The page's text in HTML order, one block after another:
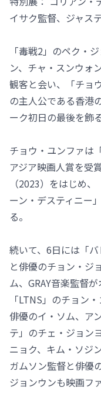
イサク監督、ジャス
「毒戦2」のペク・
ン、チャ・スンウォ
観客と会い、「チョ
の主人公である香港
ーク初日の最後を飾る
チョウ・ユンファは
アジア映画人賞を受
（2023）をはじめ
ーン・デスティニー
る。
続いて、6日には「
と俳優のチョン・ジ
ム、GRAY音楽監督
「LTNS」のチョン
俳優のイ・ソム、ア
テ」のチェ・ジョン
ニョク、キム・ソジ
ガムソン監督と俳優
ジョンウンも映画フ